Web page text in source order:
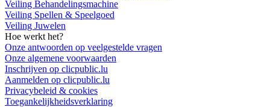
Veiling Behandelingsmachine
Veiling Spellen & Speelgoed
Veiling Juwelen
Hoe werkt het?
Onze antwoorden op veelgestelde vragen
Onze algemene voorwaarden
Inschrijven op clicpublic.lu
Aanmelden op clicpublic.lu
Privacybeleid & cookies
Toegankelijkheidsverklaring